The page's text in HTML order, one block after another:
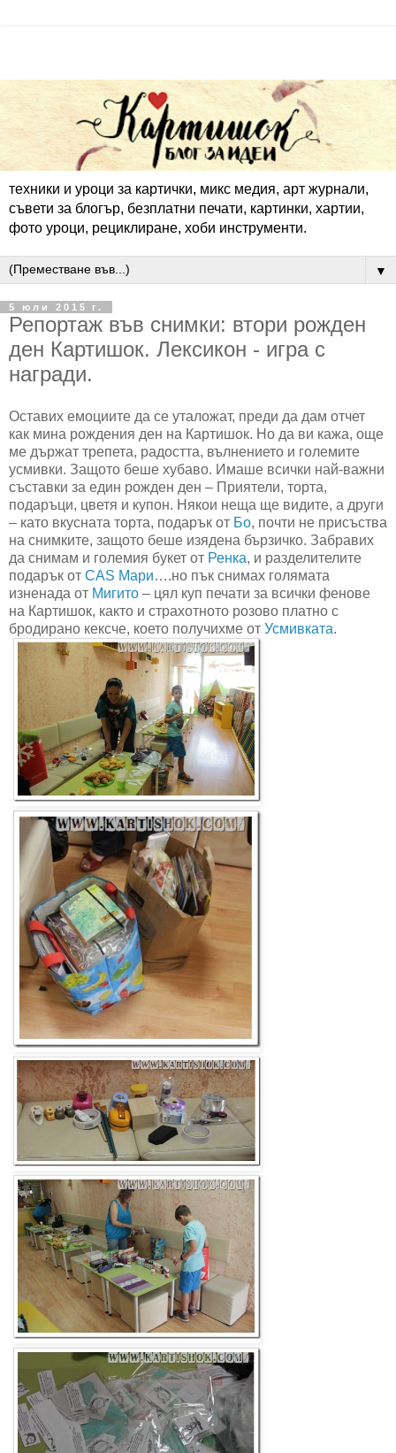
техники и уроци за картички, микс медия, арт журнали,
съвети за блогър, безплатни печати, картинки, хартии,
фото уроци, рециклиране, хоби инструменти.
▼
5 юли 2015 г.
Репортаж във снимки: втори рожден
ден Картишок. Лексикон - игра с
награди.
Оставих емоциите да се уталожат, преди да дам отчет
как мина рождения ден на Картишок. Но да ви кажа, още
ме държат трепета, радостта, вълнението и големите
усмивки. Защото беше хубаво. Имаше всички най-важни
съставки за един рожден ден – Приятели, торта,
подаръци, цветя и купон. Някои неща ще видите, а други
– като вкусната торта, подарък от Бо, почти не присъства
на снимките, защото беше изядена бързичко. Забравих
да снимам и големия букет от Ренка, и разделителите
подарък от CAS Мари….но пък снимах голямата
изненада от Мигито – цял куп печати за всички фенове
на Картишок, както и страхотното розово платно с
бродирано кексче, което получихме от Усмивката.